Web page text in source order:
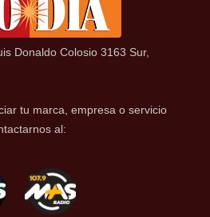
Donaldo Colosio 3163 Sur,
tu marca, empresa o servicio
al: